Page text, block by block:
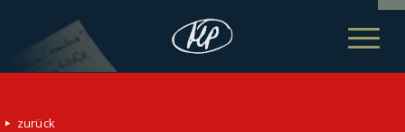
zurück